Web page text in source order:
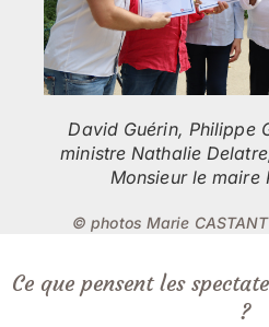
David Guérin, Philippe
ministre Nathalie
Monsieur le maire
© photos Marie CASTANT
Ce que pensent les
?